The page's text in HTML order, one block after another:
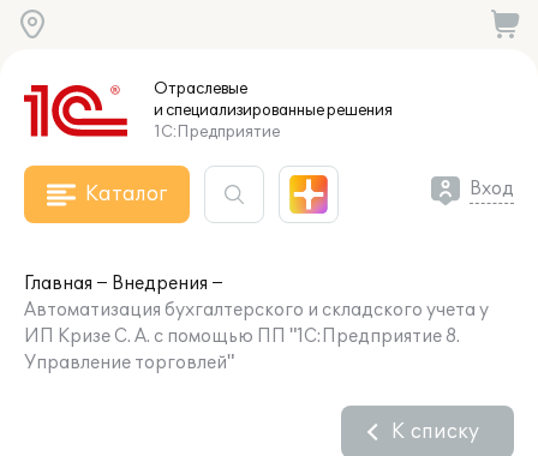
Отраслевые
и специализированныерешения
1С:Предприятие
Каталог Вход
Главная
Внедрения
Автоматизация бухгалтерского и складского учета у
ИП Кризе С. А. с помощью ПП "1С:Предприятие 8.
Управление торговлей"
К списку